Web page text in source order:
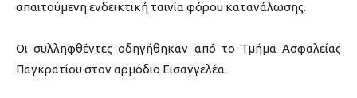
απαιτούμενη ενδεικτική ταινία φόρου κατανάλωσης.
Οι συλληφθέντες οδηγήθηκαν από το Τμήμα Ασφαλείας
Παγκρατίου στον αρμόδιο Εισαγγελέα.